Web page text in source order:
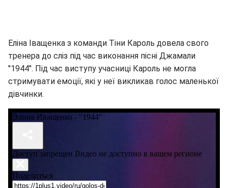
Еліна Іващенка з команди Тіни Кароль довела свого
тренера до сліз під час виконання пісні Джамали
"1944". Під час виступу учасниці Кароль не могла
стримувати емоції, які у неї викликав голос маленької
дівчинки.